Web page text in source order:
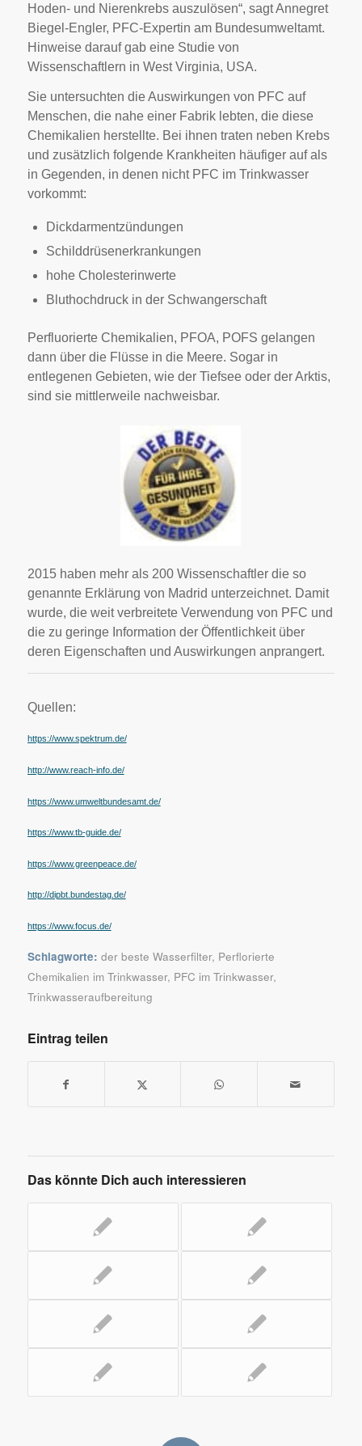
Hoden- und Nierenkrebs auszulösen“, sagt Annegret
Biegel-Engler, PFC-Expertin am Bundesumweltamt.
Hinweise darauf gab eine Studie von
Wissenschaftlern in West Virginia, USA.
Sie untersuchten die Auswirkungen von PFC auf
Menschen, die nahe einer Fabrik lebten, die diese
Chemikalien herstellte. Bei ihnen traten neben Krebs
und zusätzlich folgende Krankheiten häufiger auf als
in Gegenden, in denen nicht PFC im Trinkwasser
vorkommt:
Dickdarmentzündungen
Schilddrüsenerkrankungen
hohe Cholesterinwerte
Bluthochdruck in der Schwangerschaft
Perfluorierte Chemikalien, PFOA, POFS gelangen
dann über die Flüsse in die Meere. Sogar in
entlegenen Gebieten, wie der Tiefsee oder der Arktis,
sind sie mittlerweile nachweisbar.
2015 haben mehr als 200 Wissenschaftler die so
genannte Erklärung von Madrid unterzeichnet. Damit
wurde, die weit verbreitete Verwendung von PFC und
die zu geringe Information der Öffentlichkeit über
deren Eigenschaften und Auswirkungen anprangert.
Quellen:
https://www.spektrum.de/
http://www.reach-info.de/
https://www.umweltbundesamt.de/
https://www.tb-guide.de/
https://www.greenpeace.de/
http://dipbt.bundestag.de/
https://www.focus.de/
Schlagworte: der beste Wasserfilter, Perflorierte
Chemikalien im Trinkwasser, PFC im Trinkwasser,
Trinkwasseraufbereitung
Eintrag teilen
Das könnte Dich auch interessieren